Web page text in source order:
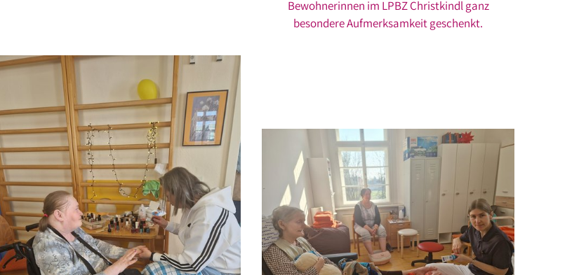
Bewohnerinnen im LPBZ Christkindl ganz
besondere Aufmerksamkeit geschenkt.